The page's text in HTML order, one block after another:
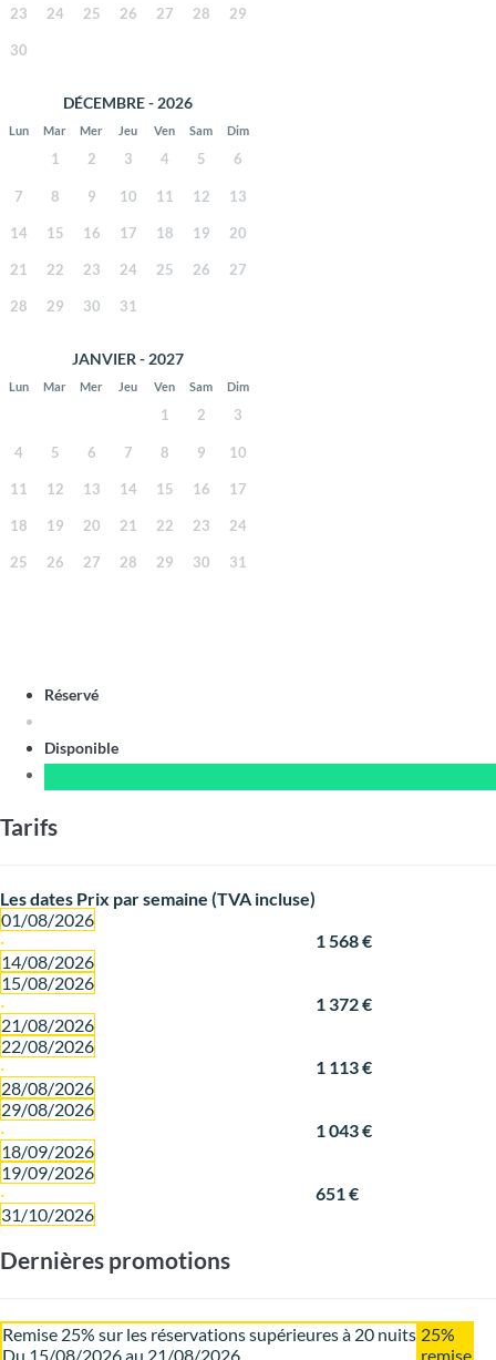
23 24 25 26 27 28 29
30
DÉCEMBRE - 2026
Lun Mar Mer Jeu Ven Sam Dim
1 2 3 4 5 6
7 8 9 10 11 12 13
14 15 16 17 18 19 20
21 22 23 24 25 26 27
28 29 30 31
JANVIER - 2027
Lun Mar Mer Jeu Ven Sam Dim
1 2 3
4 5 6 7 8 9 10
11 12 13 14 15 16 17
18 19 20 21 22 23 24
25 26 27 28 29 30 31
Réservé
Disponible
Tarifs
Les dates Prix par semaine (TVA incluse)
01/08/2026
·
14/08/2026
1 568 €
15/08/2026
·
21/08/2026
1 372 €
22/08/2026
·
28/08/2026
1 113 €
29/08/2026
·
18/09/2026
1 043 €
19/09/2026
·
31/10/2026
651 €
Dernières promotions
Remise 25% sur les réservations supérieures à 20 nuits
Du 15/08/2026 au 21/08/2026
25%
remise